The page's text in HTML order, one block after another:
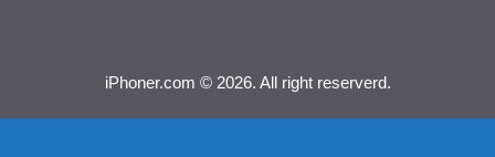
iPhoner.com © 2026. All right reserverd.